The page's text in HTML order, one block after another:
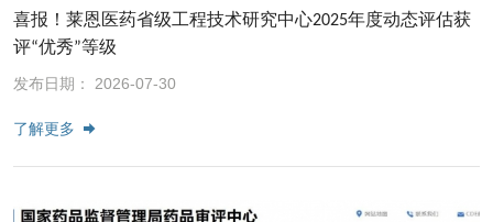
喜报！莱恩医药省级工程技术研究中心2025年度动态评估获
评“优秀”等级
发布日期： 2026-07-30
了解更多